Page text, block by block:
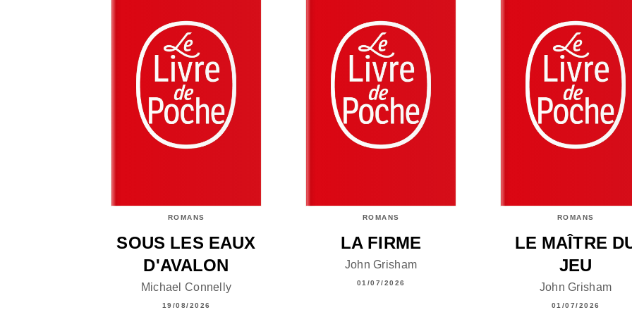
ROMANS
SOUS LES EAUX
D'AVALON
Michael Connelly
19/08/2026
ROMANS
LA FIRME
John Grisham
01/07/2026
ROMANS
LE MAÎTRE
JEU
John Grisham
01/07/2026